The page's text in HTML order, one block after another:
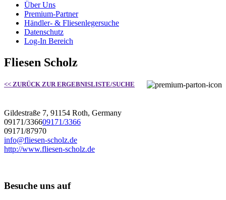
Über Uns
Premium-Partner
Händler- & Fliesenlegersuche
Datenschutz
Log-In Bereich
Fliesen Scholz
<< ZURÜCK ZUR ERGEBNISLISTE/SUCHE
Gildestraße 7, 91154 Roth, Germany
09171/336609171/3366
09171/87970
info@fliesen-scholz.de
http://www.fliesen-scholz.de
Besuche uns auf